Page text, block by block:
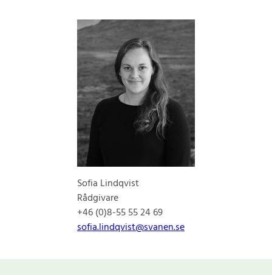
Sofia Lindqvist
Rådgivare
+46 (0)8-55 55 24 69
sofia.lindqvist@svanen.se